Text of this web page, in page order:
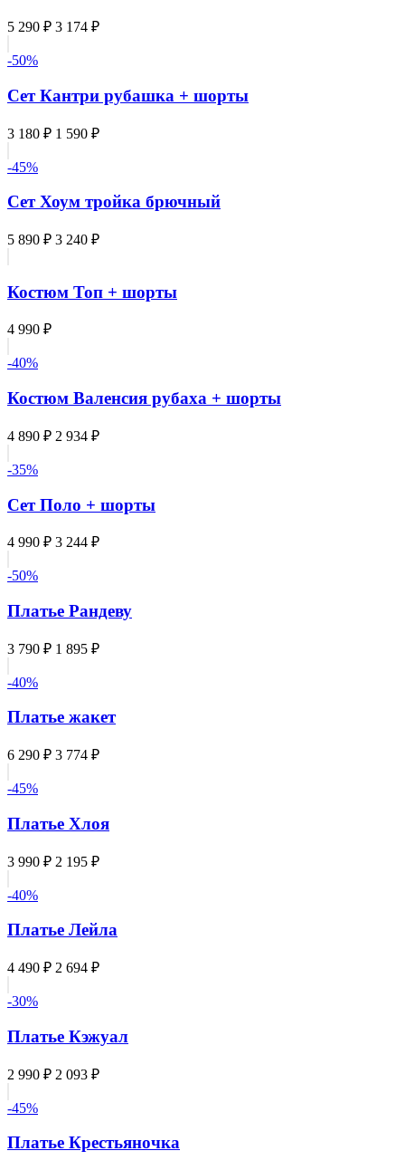
5 290 ₽ 3 174 ₽
-50%
Сет Кантри рубашка + шорты
3 180 ₽ 1 590 ₽
-45%
Сет Хоум тройка брючный
5 890 ₽ 3 240 ₽
Костюм Топ + шорты
4 990 ₽
-40%
Костюм Валенсия рубаха + шорты
4 890 ₽ 2 934 ₽
-35%
Сет Поло + шорты
4 990 ₽ 3 244 ₽
-50%
Платье Рандеву
3 790 ₽ 1 895 ₽
-40%
Платье жакет
6 290 ₽ 3 774 ₽
-45%
Платье Хлоя
3 990 ₽ 2 195 ₽
-40%
Платье Лейла
4 490 ₽ 2 694 ₽
-30%
Платье Кэжуал
2 990 ₽ 2 093 ₽
-45%
Платье Крестьяночка